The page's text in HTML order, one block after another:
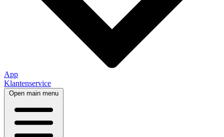
App
Klantenservice
Open main menu